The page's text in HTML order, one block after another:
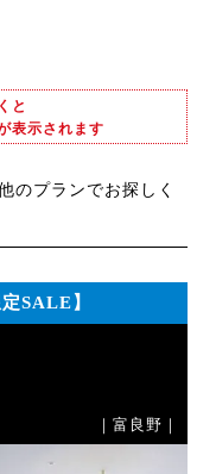
と
表示されます
のプランでお探しく
SALE】
｜富良野｜